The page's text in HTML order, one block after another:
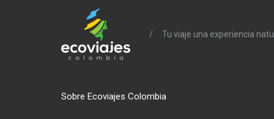
/ Tu viaje una experiencia
Sobre Ecoviajes Colombia